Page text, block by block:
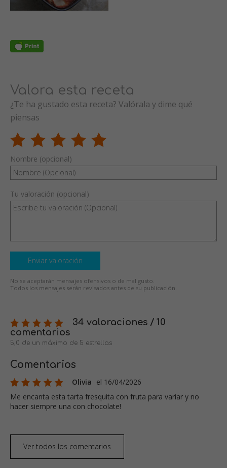
Valora esta receta
¿Te ha gustado esta receta? Valórala y dime qué
piensas
Nombre (opcional)
Tu valoración (opcional)
Enviar valoración
No se aceptarán mensajes ofensivos o de mal gusto.
Todos los mensajes serán revisados antes de su publicación.
34 valoraciones / 10
comentarios
5,0 de un máximo de 5 estrellas
Comentarios
Olivia el 16/04/2026
Me encanta esta tarta fresquita con fruta para variar y no
hacer siempre una con chocolate!
Ver todos los comentarios